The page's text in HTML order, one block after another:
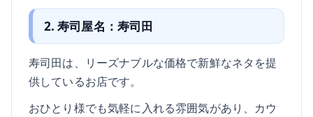
2. 寿司屋名：寿司田
寿司田は、リーズナブルな価格で新鮮なネタを提
供しているお店です。
おひとり様でも気軽に入れる雰囲気があり、カウ